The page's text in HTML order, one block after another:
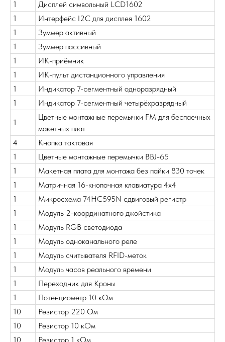
1
Дисплей символьный LCD1602
1
Интерфейс I2C для дисплея 1602
1
Зуммер активный
1
Зуммер пассивный
1
ИК-приёмник
1
ИК-пульт дистанционного управления
1
Индикатор 7-сегментный одноразрядный
1
Индикатор 7-сегментный четырёхразрядный
1
Цветные монтажные перемычки FM для беспаечных
макетных плат
4
Кнопка тактовая
1
Цветные монтажные перемычки BBJ-65
1
Макетная плата для монтажа без пайки 830 точек
1
Матричная 16-кнопочная клавиатура 4х4
1
Микросхема 74HC595N сдвиговый регистр
1
Модуль 2-координатного джойстика
1
Модуль RGB светодиода
1
Модуль одноканального реле
1
Модуль считывателя RFID-меток
1
Модуль часов реального времени
1
Переходник для Кроны
1
Потенциометр 10 кОм
10
Резистор 220 Ом
10
Резистор 10 кОм
10
Резистор 1 кОм